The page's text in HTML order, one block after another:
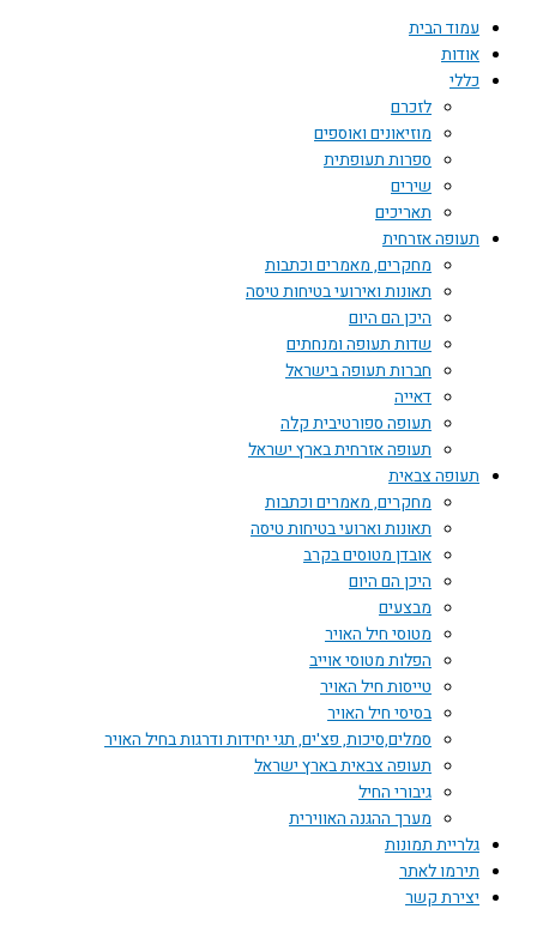
עמוד הבית
אודות
כללי
לזכרם
מוזיאונים ואוספים
ספרות תעופתית
שירים
תאריכים
תעופה אזרחית
מחקרים, מאמרים וכתבות
תאונות ואירועי בטיחות טיסה
היכן הם היום
שדות תעופה ומנחתים
חברות תעופה בישראל
דאייה
תעופה ספורטיבית קלה
תעופה אזרחית בארץ ישראל
תעופה צבאית
מחקרים, מאמרים וכתבות
תאונות וארועי בטיחות טיסה
אובדן מטוסים בקרב
היכן הם היום
מבצעים
מטוסי חיל האויר
הפלות מטוסי אוייב
טייסות חיל האויר
בסיסי חיל האויר
סמלים,סיכות, פצ'ים, תגי יחידות ודרגות בחיל האויר
תעופה צבאית בארץ ישראל
גיבורי החיל
מערך ההגנה האווירית
גלריית תמונות
תירמו לאתר
יצירת קשר